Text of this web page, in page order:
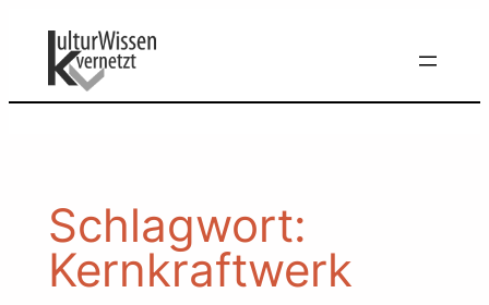
springen
Schlagwort:
Kernkraftwerk